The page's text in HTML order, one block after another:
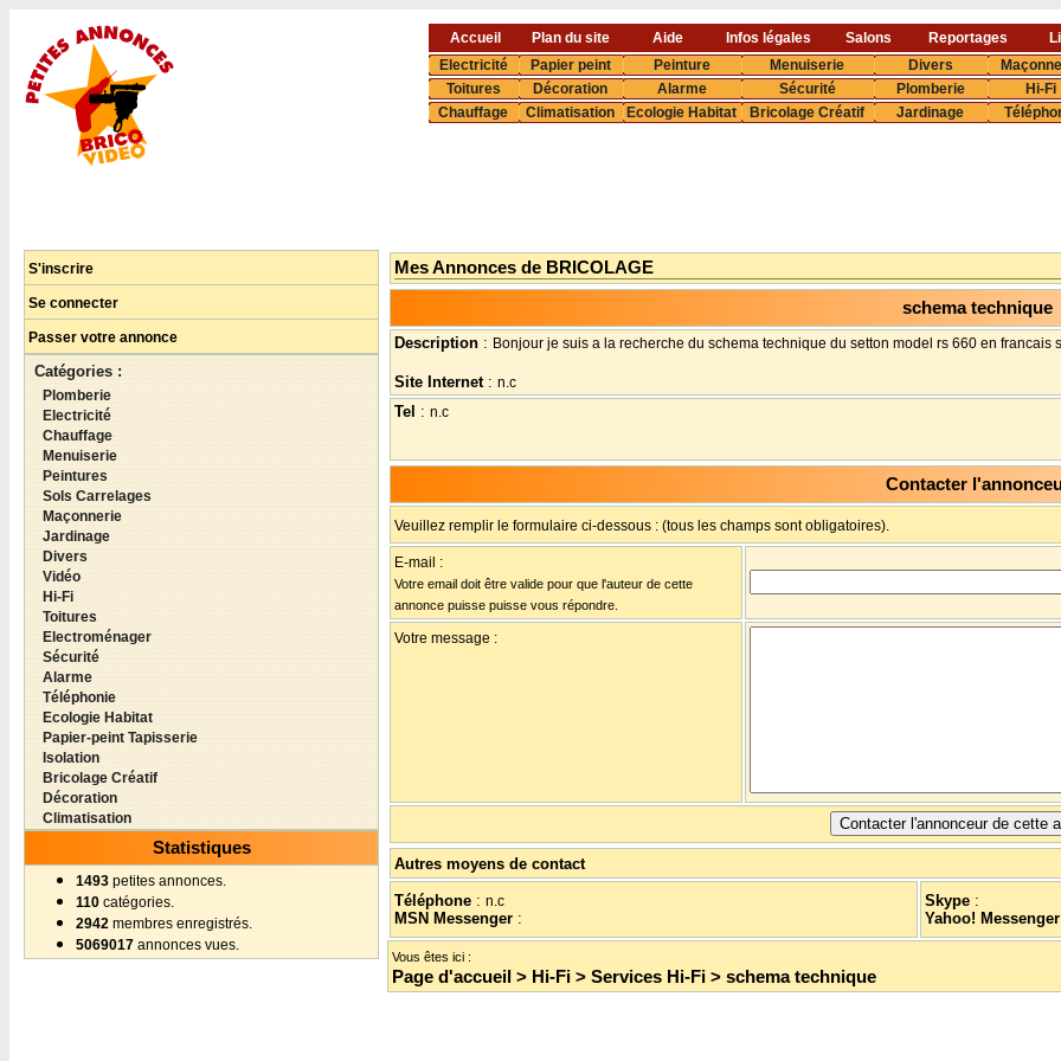
Accueil Plan du site Aide Infos légales Salons Reportages
Electricité
Papier peint Peinture Menuiserie Divers
Toitures
Décoration Alarme Sécurité Plomberie
Hi-Fi
Chauffage
Climatisation Ecologie Habitat Bricolage Créatif Jardinage
S'inscrire
Se connecter
Passer votre annonce
Catégories :
Plomberie
Electricité
Chauffage
Menuiserie
Peintures
Sols Carrelages
Maçonnerie
Jardinage
Divers
Vidéo
Hi-Fi
Toitures
Electroménager
Sécurité
Alarme
Téléphonie
Ecologie Habitat
Papier-peint Tapisserie
Isolation
Bricolage Créatif
Décoration
Climatisation
Statistiques
1493 petites annonces.
110 catégories.
2942 membres enregistrés.
5069017 annonces vues.
Mes Annonces de BRICOLAGE
schema technique
Description : Bonjour je suis a la recherche du schema technique du setton model rs 660 en francais
Site Internet: n.c
Tel : n.c
Contacter
Veuillez remplir le formulaire ci-dessous : (tous les champs sont obligatoires).
E-mail :
Votre email doit être valide pour que l'auteur de cette
annonce puisse puisse vous répondre.
Votre message :
Autres moyens de contact
Téléphone : n.c
MSN Messenger :
Skype :
Yahoo! Messenger
Vous êtes ici :
Page d'accueil > Hi-Fi > Services Hi-Fi > schema technique